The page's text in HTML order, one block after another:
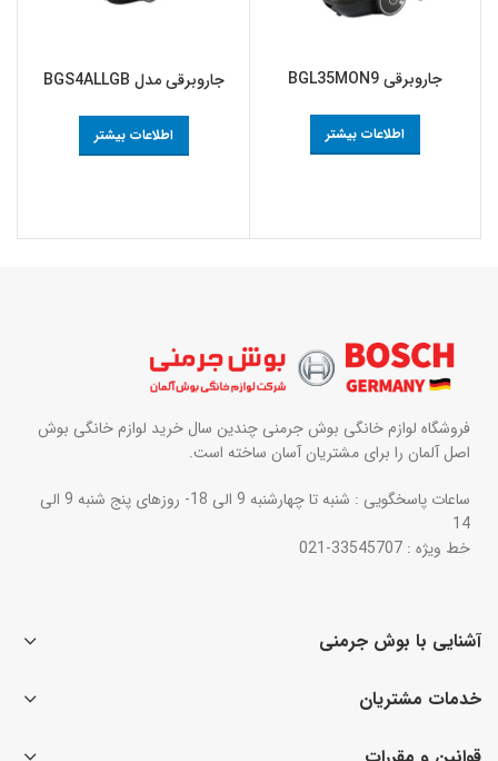
جاروبرقی BGL35MON9
اطلاعات بیشتر
جاروبرقی مدل BGS4ALLGB
اطلاعات بیشتر
فروشگاه لوازم خانگی بوش جرمنی چندین سال خرید لوازم خانگی بوش
اصل آلمان را برای مشتریان آسان ساخته است.
ساعات پاسخگویی : شنبه تا چهارشنبه 9 الی 18- روزهای پنج شنبه 9 الی
14
خط ویژه : 33545707-021
آشنایی با بوش جرمنی
خدمات مشتریان